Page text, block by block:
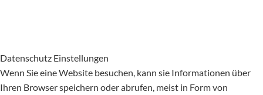
Datenschutz Einstellungen
Wenn Sie eine Website besuchen, kann sie Informationen über
Ihren Browser speichern oder abrufen, meist in Form von